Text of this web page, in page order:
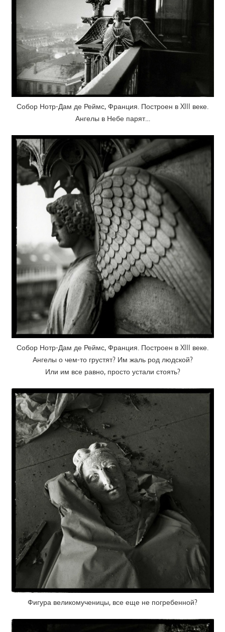
Собор Нотр-Дам де Реймс, Франция. Построен в XIII веке.
Ангелы в Небе парят…
Собор Нотр-Дам де Реймс, Франция. Построен в XIII веке.
Ангелы о чем-то грустят? Им жаль род людской?
Или им все равно, просто устали стоять?
Фигура великомученицы, все еще не погребенной?